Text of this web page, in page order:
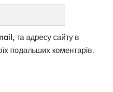
та адресу сайту в
подальших коментарів.